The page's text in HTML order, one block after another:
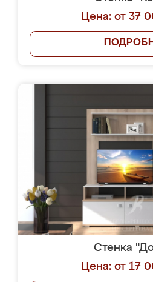
Цена: от 37
Стенка
Цена: от 17